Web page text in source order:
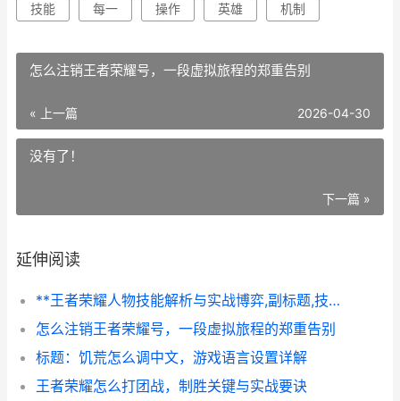
技能 每一 操作 英雄 机制
怎么注销王者荣耀号，一段虚拟旅程的郑重告别
« 上一篇 2026-04-30
没有了！
下一篇 »
延伸阅读
**王者荣耀人物技能解析与实战博弈,副标题,技能机制中的策略美学**
怎么注销王者荣耀号，一段虚拟旅程的郑重告别
标题：饥荒怎么调中文，游戏语言设置详解
王者荣耀怎么打团战，制胜关键与实战要诀